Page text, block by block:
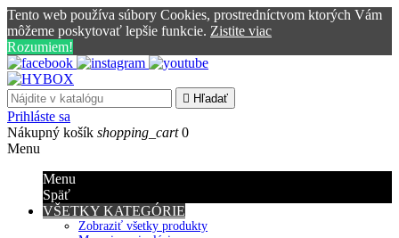
Tento web používa súbory Cookies, prostredníctvom ktorých Vám
môžeme poskytovať lepšie funkcie. Zistite viac
Rozumiem!
 Hľadať
Prihláste sa
Nákupný košík shopping_cart 0
Menu
Menu
Späť
VŠETKY KATEGÓRIE
Zobraziť všetky produkty